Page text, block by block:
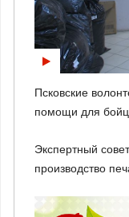
Псковские
помощи для
Экспертный
производство